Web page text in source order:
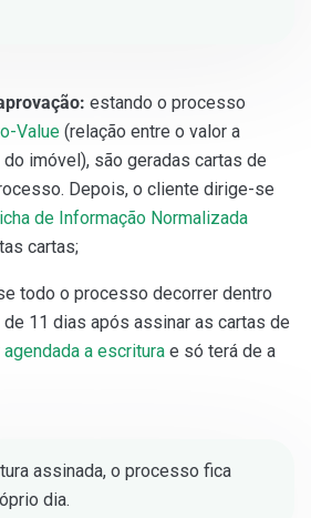
estando o processo
Value (relação entre o valor a
imóvel), são geradas cartas de
Depois, o cliente dirige-se
de Informação Normalizada
cartas;
todo o processo decorrer dentro
11 dias após assinar as cartas de
agendada a escritura e só terá de a
assinada, o processo fica
dia.